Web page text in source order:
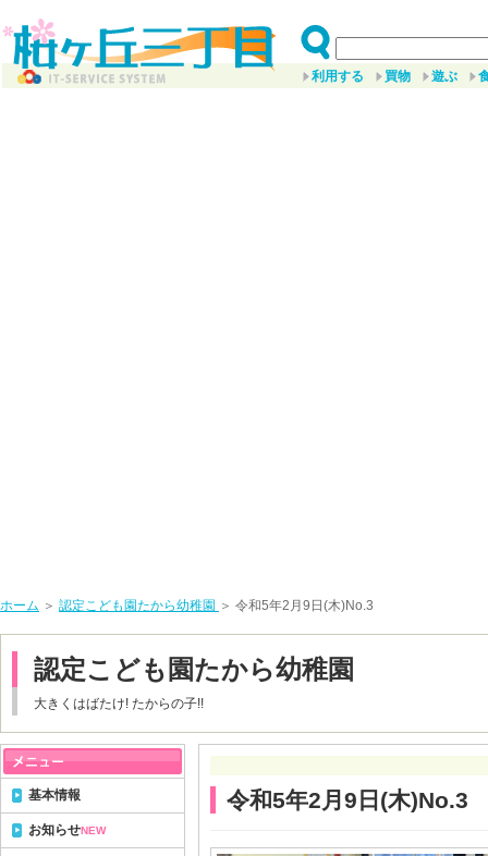
利用する 買物 遊ぶ
ホーム ＞ 認定こども園たから幼稚園 ＞ 令和5年2月9日(木)No.3
認定こども園たから幼稚園
大きくはばたけ! たからの子!!
令和5年2月9日(木)No.3
基本情報
お知らせNEW